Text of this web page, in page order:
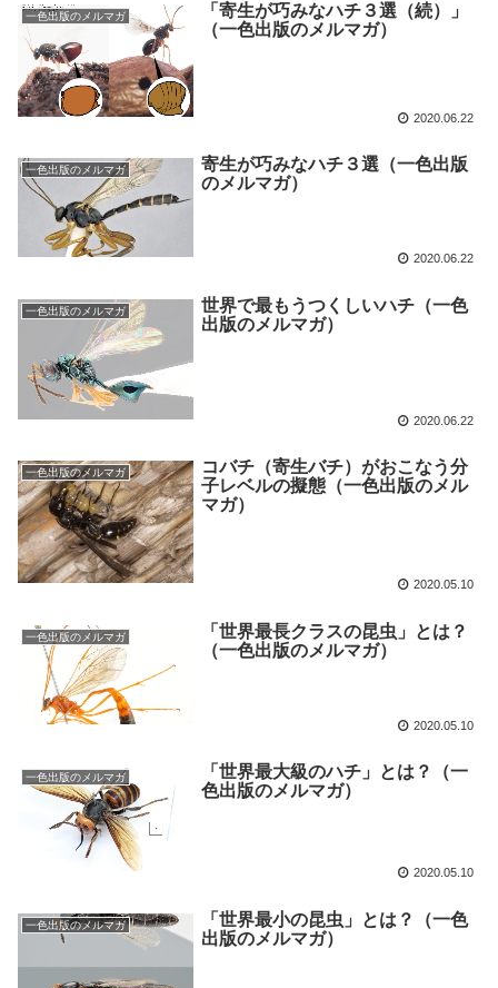
一色出版のメルマガ
「寄生が巧みなハチ３選（続）」
（一色出版のメルマガ）
2020.06.22
一色出版のメルマガ
寄生が巧みなハチ３選（一色出版
のメルマガ）
2020.06.22
一色出版のメルマガ
世界で最もうつくしいハチ（一色
出版のメルマガ）
2020.06.22
一色出版のメルマガ
コバチ（寄生バチ）がおこなう分
子レベルの擬態（一色出版のメル
マガ）
2020.05.10
一色出版のメルマガ
「世界最長クラスの昆虫」とは？
（一色出版のメルマガ）
2020.05.10
一色出版のメルマガ
「世界最大級のハチ」とは？（一
色出版のメルマガ）
2020.05.10
一色出版のメルマガ
「世界最小の昆虫」とは？（一色
出版のメルマガ）